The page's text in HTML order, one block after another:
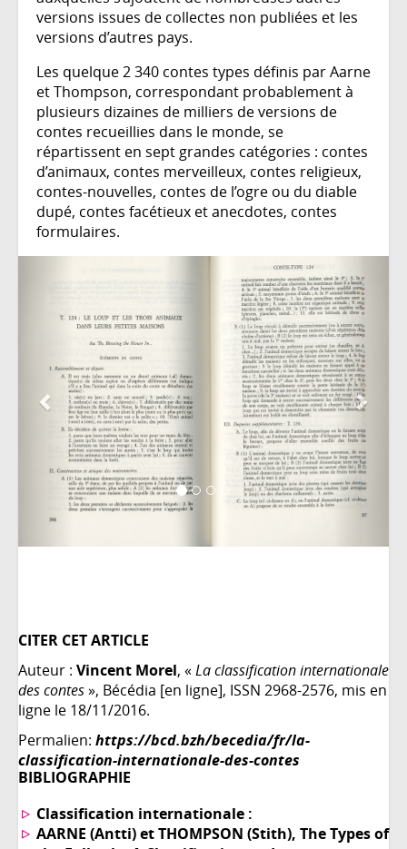
versions issues de collectes non publiées et les
versions d’autres pays.
Les quelque 2 340 contes types définis par Aarne
et Thompson, correspondant probablement à
plusieurs dizaines de milliers de versions de
contes recueillies dans le monde, se
répartissent en sept grandes catégories : contes
d’animaux, contes merveilleux, contes religieux,
contes-nouvelles, contes de l’ogre ou du diable
dupé, contes facétieux et anecdotes, contes
formulaires.
CITER CET ARTICLE
Auteur : Vincent Morel, «La classification internationale
des contes», Bécédia [en ligne], ISSN 2968-2576, mis en
ligne le 18/11/2016.
Permalien: https://bcd.bzh/becedia/fr/la-
classification-internationale-des-contes
BIBLIOGRAPHIE
Classification internationale :
AARNE (Antti) et THOMPSON (Stith), The Types of